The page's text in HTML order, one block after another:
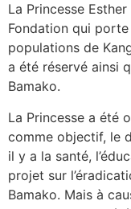
La Princesse
Fondation qui
populations de
a été réservé ainsi
Bamako.
La Princesse a été
comme objectif, le
il y a la santé,
projet sur
Bamako. Mais à